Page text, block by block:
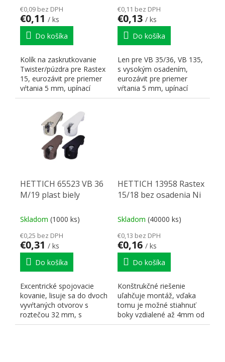
€0,09 bez DPH
€0,11 / ks
Do košíka
Kolík na zaskrutkovanie
Twister/púzdra pre Rastex
15, eurozávit pre priemer
vŕtania 5 mm, upínací
rozmer 30 mm, oceľ...
€0,11 bez DPH
€0,13 / ks
Do košíka
Len pre VB 35/36, VB 135,
s vysokým osadením,
eurozávit pre priemer
vŕtania 5 mm, upínací
rozmer 6,7 mm, oceľ...
HETTICH 65523 VB 36
M/19 plast biely
Skladom (1000 ks)
€0,25 bez DPH
€0,31 / ks
Do košíka
Excentrické spojovacie
kovanie, lisuje sa do dvoch
vyvŕtaných otvorov s
roztečou 32 mm, s
priemerom 20 a 10 mm,...
HETTICH 13958 Rastex
15/18 bez osadenia Ni
Skladom (40000 ks)
€0,13 bez DPH
€0,16 / ks
Do košíka
Konštrukčné riešenie
uľahčuje montáž, vďaka
tomu je možné stiahnuť
boky vzdialené až 4mm od
čelnej hrany dielca....